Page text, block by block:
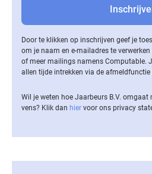
Door te klikken op inschrijven geef je
om je naam en e-mailadres te
of meer mailings namens Computable.
allen tijde intrekken via de af­meld­func­tie
Wil je weten hoe Jaarbeurs B.V.
vens? Klik dan hier voor ons privacy